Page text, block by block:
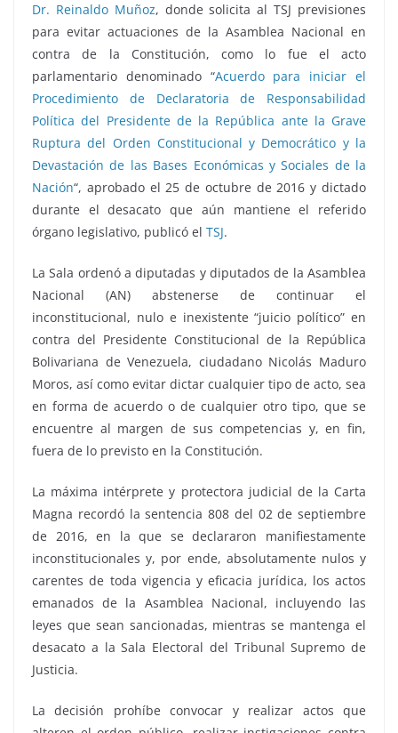
Dr. Reinaldo Muñoz, donde solicita al TSJ previsiones
para evitar actuaciones de la Asamblea Nacional en
contra de la Constitución, como lo fue el acto
parlamentario denominado “Acuerdo para iniciar el
Procedimiento de Declaratoria de Responsabilidad
Política del Presidente de la República ante la Grave
Ruptura del Orden Constitucional y Democrático y la
Devastación de las Bases Económicas y Sociales de la
Nación“, aprobado el 25 de octubre de 2016 y dictado
durante el desacato que aún mantiene el referido
órgano legislativo, publicó el TSJ.
La Sala ordenó a diputadas y diputados de la Asamblea
Nacional (AN) abstenerse de continuar el
inconstitucional, nulo e inexistente “juicio político” en
contra del Presidente Constitucional de la República
Bolivariana de Venezuela, ciudadano Nicolás Maduro
Moros, así como evitar dictar cualquier tipo de acto, sea
en forma de acuerdo o de cualquier otro tipo, que se
encuentre al margen de sus competencias y, en fin,
fuera de lo previsto en la Constitución.
La máxima intérprete y protectora judicial de la Carta
Magna recordó la sentencia 808 del 02 de septiembre
de 2016, en la que se declararon manifiestamente
inconstitucionales y, por ende, absolutamente nulos y
carentes de toda vigencia y eficacia jurídica, los actos
emanados de la Asamblea Nacional, incluyendo las
leyes que sean sancionadas, mientras se mantenga el
desacato a la Sala Electoral del Tribunal Supremo de
Justicia.
La decisión prohíbe convocar y realizar actos que